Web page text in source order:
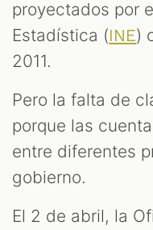
proyectados por
Estadística (INE)
2011.
Pero la falta de
porque las
entre diferentes
gobierno.
El 2 de abril, la